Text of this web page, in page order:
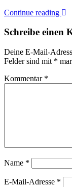
Continue reading
Schreibe einen
Deine E-Mail-
Felder sind mit *
Kommentar *
Name *
E-Mail-Adresse *